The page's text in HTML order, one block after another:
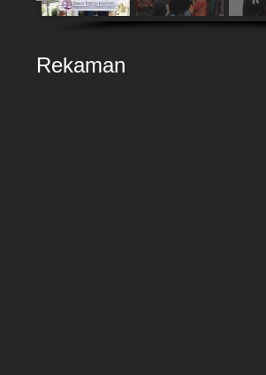
Rekaman